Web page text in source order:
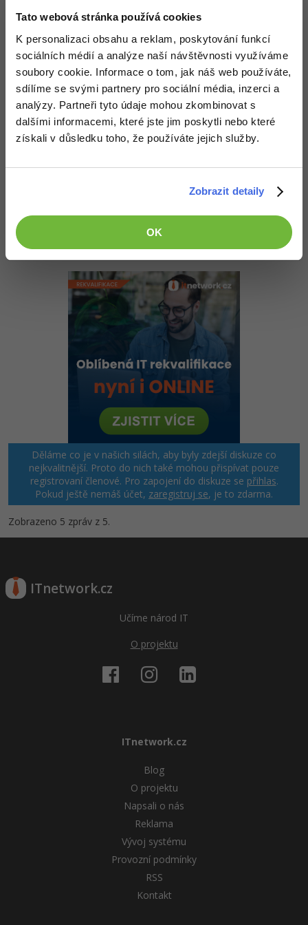
Tato webová stránka používá cookies
K personalizaci obsahu a reklam, poskytování funkcí
sociálních médií a analýze naší návštěvnosti využíváme
soubory cookie. Informace o tom, jak náš web používáte,
sdílíme se svými partnery pro sociální média, inzerci a
analýzy. Partneři tyto údaje mohou zkombinovat s
dalšími informacemi, které jste jim poskytli nebo které
získali v důsledku toho, že používáte jejich služby.
Zobrazit detaily
OK
Marketing
WordPress
SEO -30%
UX
Business
-25%
Google Dokumenty
Time management
Linux
Kybernetická bezpečnost
Elektronický podpis
Fórum
Adobe Illustrator -80%
Adobe Lightroom -30%
Adobe XD -15%
Adobe InDesign -25%
Adobe After Effects
-80%
-80%
Video
Ostatní
Pro firmyOdpovídá na pcrewik
sdraco: 26.2.2011 15:31
No ten kód funguje, jsem ho zkoušel. To sem pošli, podíváme se
Nahoru Odpovědět
pcrewik: 26.2.2011 15:45
formularu 1 keď ešte nebol spustený, takže to už beží ako má
ďakujem za rady, to vždy keď som v časovej tiesmi robím chyby
Děláme co je v našich silách, aby byly zdejší diskuze co
nejkvalitnější. Proto do nich také mohou přispívat pouze
registrovaní členové. Pro zapojení do diskuze se přihlas.
Pokud ještě nemáš účet, zaregistruj se, je to zdarma.
Zobrazeno 5 zpráv z 5.
ITnetwork.cz
Učíme národ IT
O projektu
ITnetwork.cz
Blog
O projektu
Napsali o nás
Reklama
Vývoj systému
Provozní podmínky
RSS
Kontakt